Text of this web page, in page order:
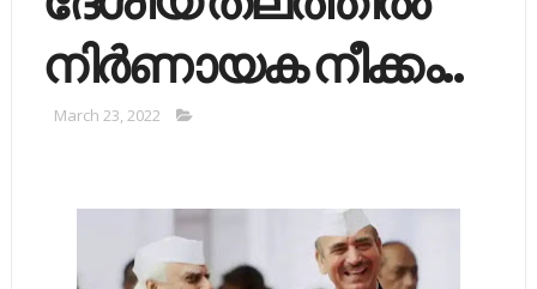
നിർണായക നീക്കം..
March 23, 2022